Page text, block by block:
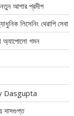
নতুন আশার প্রদীপ
লিসেনিং থেরাপি সেবা
অ্যাপোলো গমন
Dasgupta
দাসগুপ্ত